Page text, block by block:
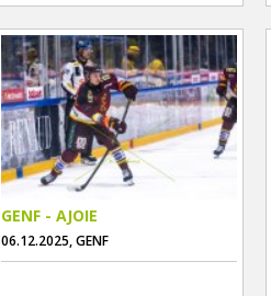
GENF - AJOIE
06.12.2025, GENF